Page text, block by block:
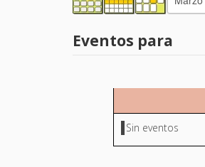
Eventos para
Sin eventos